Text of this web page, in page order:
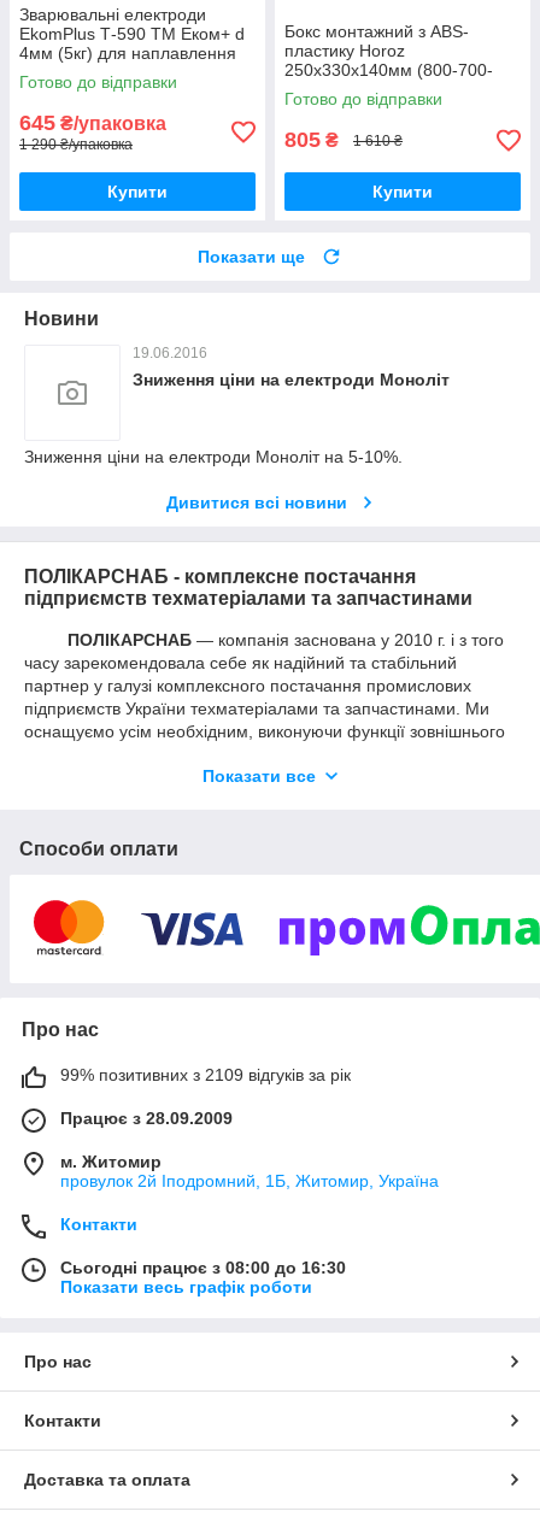
Зварювальні електроди
EkomPlus Т-590 ТМ Еком+ d
4мм (5кг) для наплавлення
з'єднання сталевих і
чавунних виробів
Готово до відправки
645 ₴/упаковка
1 290 ₴/упаковка
Купити
Бокс монтажний з ABS-
пластику Horoz
250х330х140мм (800-700-
002) IP65 сірий
Готово до відправки
805 ₴ 1 610 ₴
Купити
Показати ще
Новини
19.06.2016
Зниження ціни на електроди Моноліт
Зниження ціни на електроди Моноліт на 5-10%.
Дивитися всі новини
ПОЛІКАРСНАБ - комплексне постачання
підприємств техматеріалами та запчастинами
ПОЛІКАРСНАБ ― компанія заснована у 2010 г. і з того
часу зарекомендовала себе як надійний та стабільний
партнер у галузі комплексного постачання промислових
підприємств України техматеріалами та запчастинами. Ми
оснащуємо усім необхідним, виконуючи функції зовнішнього
Компанія ПОЛІКАРСНАБ поставляє зварювальні електроди,
арматуру,електротехнічну та кабельно-провідникову
іншого,так як асортимент продукції постійно зростає.
Ми є офіційним представником
ПАТ «ПлазмаТек» Україна
(виробник зварювальних електродів торгової марки
зварювальні електроди
Ми маємо можливість запропонувати:
Електрогазоварювальне обладнання;
Сантехнічна запірна арматура;
Металовироби;
Гумотехнічні вироби;
Пароніт, азбокартон, техпластини;
Показати все
Способи оплати
Про нас
99% позитивних з 2109 відгуків за рік
Працює з 28.09.2009
м. Житомир
провулок 2й Іподромний, 1Б, Житомир, Україна
Контакти
Сьогодні працює з 08:00 до 16:30
Показати весь графік роботи
Про нас
Контакти
Доставка та оплата